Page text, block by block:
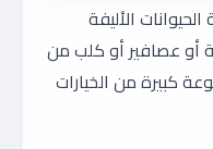
الأليفة
أو عصافير أو كلب من
كبيرة من الخيارات